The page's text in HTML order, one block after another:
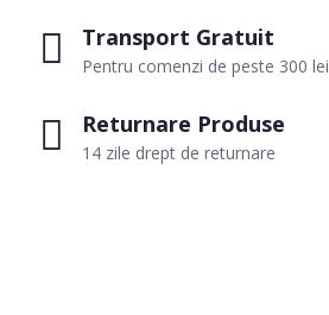
Transport Gratuit
Pentru comenzi de peste 300 lei
Returnare Produse
14 zile drept de returnare